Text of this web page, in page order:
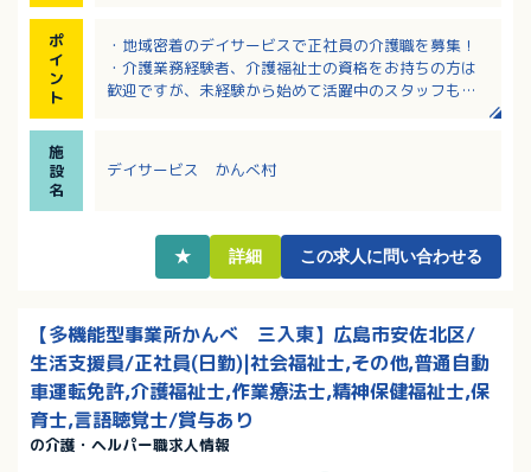
ポ
イ
ン
ト
・地域密着のデイサービスで正社員の介護職を募集！
・介護業務経験者、介護福祉士の資格をお持ちの方は
歓迎ですが、未経験から始めて活躍中のスタッフもい
便利な立地！
・デイサービスなので送迎がありますが、運転が苦手
視の方にもおすすめ！
施
設
名
デイサービス かんべ村
★ 詳細 この求人に問い合わせる
【多機能型事業所かんべ 三入東】広島市安佐北区/
生活支援員/正社員(日勤)|社会福祉士,その他,普通自動
車運転免許,介護福祉士,作業療法士,精神保健福祉士,保
育士,言語聴覚士/賞与あり
の介護・ヘルパー職求人情報